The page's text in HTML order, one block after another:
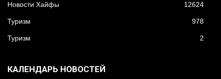
Новости Хайфы 12624
Туризм 978
Туризм 2
КАЛЕНДАРЬ НОВОСТЕЙ